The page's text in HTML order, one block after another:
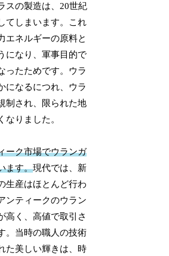
スの製造は、20世紀
てしまいます。これ
エネルギーの原料と
になり、軍事目的で
ったためです。ウラ
になるにつれ、ウラ
制され、限られた地
なりました。
ーク市場でウランガ
ます。現代では、新
生産はほとんど行わ
ンティークのウラン
高く、高値で取引さ
。当時の職人の技術
た美しい輝きは、時